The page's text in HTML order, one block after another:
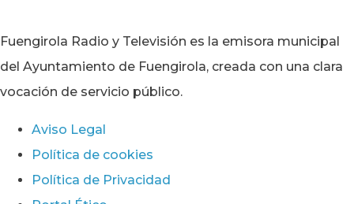
Fuengirola Radio y Televisión es la emisora municipal
del Ayuntamiento de Fuengirola, creada con una clara
vocación de servicio público.
Aviso Legal
Política de cookies
Política de Privacidad